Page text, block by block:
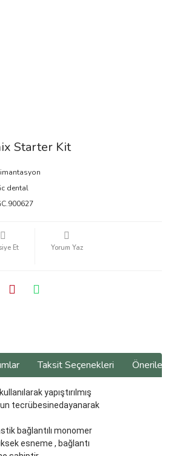
Starter Kit
dental
Et Yorum Yaz
Taksit Seçenekleri
yapıştırılmış
tecrübesinedayanarak
bağlantılı monomer
esneme , bağlantı